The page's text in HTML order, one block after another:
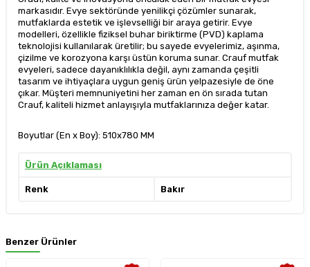
markasıdır. Evye sektöründe yenilikçi çözümler sunarak,
mutfaklarda estetik ve işlevselliği bir araya getirir. Evye
modelleri, özellikle fiziksel buhar biriktirme (PVD) kaplama
teknolojisi kullanılarak üretilir; bu sayede evyelerimiz, aşınma,
çizilme ve korozyona karşı üstün koruma sunar. Crauf mutfak
evyeleri, sadece dayanıklılıkla değil, aynı zamanda çeşitli
tasarım ve ihtiyaçlara uygun geniş ürün yelpazesiyle de öne
çıkar. Müşteri memnuniyetini her zaman en ön sırada tutan
Crauf, kaliteli hizmet anlayışıyla mutfaklarınıza değer katar.
Boyutlar (En x Boy): 510x780 MM
Ürün Açıklaması
Renk Bakır
Benzer Ürünler